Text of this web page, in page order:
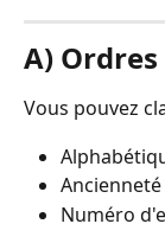
A)
Vous pouvez
Ancienneté
Numéro